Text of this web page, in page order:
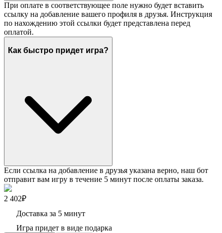
При оплате в соответствующее поле нужно будет вставить
ссылку на добавление вашего профиля в друзья. Инструкция
по нахождению этой ссылки будет представлена перед
оплатой.
Как быстро придет игра?
Если ссылка на добавление в друзья указана верно, наш бот
отправит вам игру в течение 5 минут после оплаты заказа.
2 402₽
Доставка за 5 минут
Игра придет в виде подарка